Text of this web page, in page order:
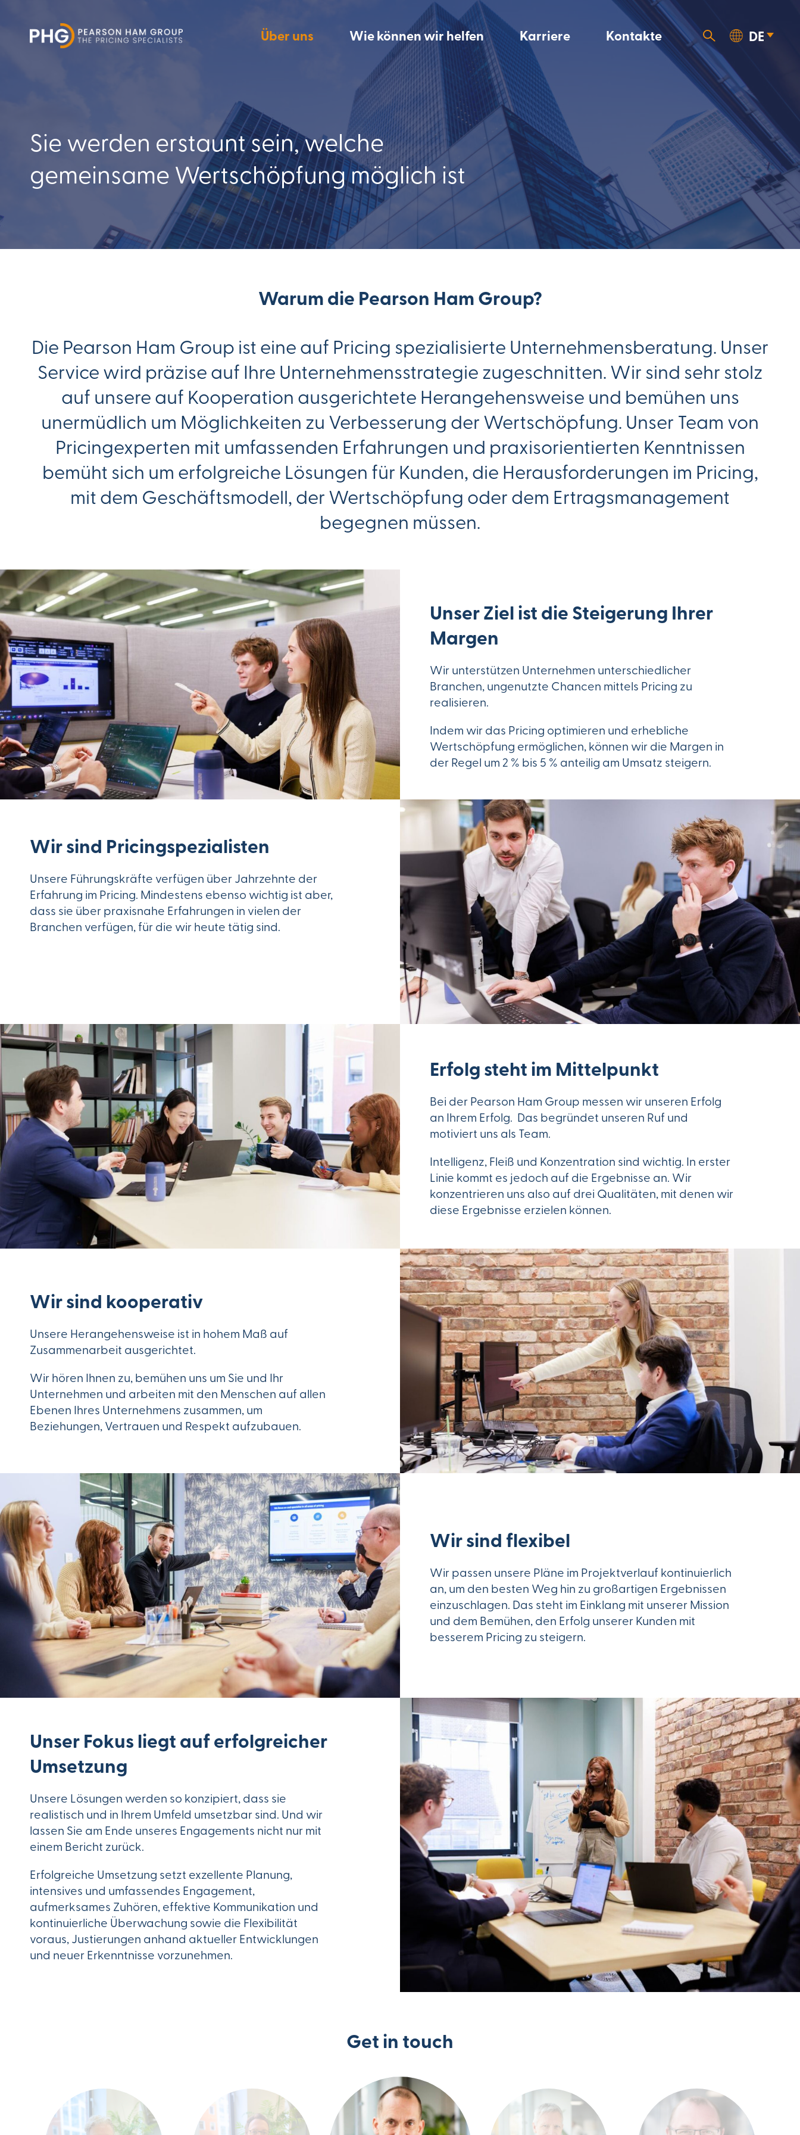
Über uns Wie können wir helfen Karriere Kontakte
Sie werden erstaunt sein, welche
gemeinsame Wertschöpfung möglich ist
Warum die Pearson Ham Group?
Die Pearson Ham Group ist eine auf Pricing spezialisierte Unternehmensberatung. Unser
Service wird präzise auf Ihre Unternehmensstrategie zugeschnitten. Wir sind sehr stolz
auf unsere auf Kooperation ausgerichtete Herangehensweise und bemühen uns
unermüdlich um Möglichkeiten zu Verbesserung der Wertschöpfung. Unser Team von
Pricingexperten mit umfassenden Erfahrungen und praxisorientierten Kenntnissen
bemüht sich um erfolgreiche Lösungen für Kunden, die Herausforderungen im Pricing,
mit dem Geschäftsmodell, der Wertschöpfung oder dem Ertragsmanagement
begegnen müssen.
Unser Ziel ist die Steigerung Ihrer
Margen
Wir unterstützen Unternehmen unterschiedlicher
Branchen, ungenutzte Chancen mittels Pricing zu
realisieren.
Indem wir das Pricing optimieren und erhebliche
Wertschöpfung ermöglichen, können wir die Margen in
der Regel um 2 % bis 5 % anteilig am Umsatz steigern.
Wir sind Pricingspezialisten
Unsere Führungskräfte verfügen über Jahrzehnte der
Erfahrung im Pricing. Mindestens ebenso wichtig ist aber,
dass sie über praxisnahe Erfahrungen in vielen der
Branchen verfügen, für die wir heute tätig sind.
Erfolg steht im Mittelpunkt
Bei der Pearson Ham Group messen wir unseren Erfolg
an Ihrem Erfolg. Das begründet unseren Ruf und
motiviert uns als Team.
Intelligenz, Fleiß und Konzentration sind wichtig. In erster
Linie kommt es jedoch auf die Ergebnisse an. Wir
konzentrieren uns also auf drei Qualitäten, mit denen wir
diese Ergebnisse erzielen können.
Wir sind kooperativ
Unsere Herangehensweise ist in hohem Maß auf
Zusammenarbeit ausgerichtet.
Wir hören Ihnen zu, bemühen uns um Sie und Ihr
Unternehmen und arbeiten mit den Menschen auf allen
Ebenen Ihres Unternehmens zusammen, um
Beziehungen, Vertrauen und Respekt aufzubauen.
Wir sind flexibel
Wir passen unsere Pläne im Projektverlauf kontinuierlich
an, um den besten Weg hin zu großartigen Ergebnissen
einzuschlagen. Das steht im Einklang mit unserer Mission
und dem Bemühen, den Erfolg unserer Kunden mit
besserem Pricing zu steigern.
Unser Fokus liegt auf erfolgreicher
Umsetzung
Unsere Lösungen werden so konzipiert, dass sie
realistisch und in Ihrem Umfeld umsetzbar sind. Und wir
lassen Sie am Ende unseres Engagements nicht nur mit
einem Bericht zurück.
Erfolgreiche Umsetzung setzt exzellente Planung,
intensives und umfassendes Engagement,
aufmerksames Zuhören, effektive Kommunikation und
kontinuierliche Überwachung sowie die Flexibilität
voraus, Justierungen anhand aktueller Entwicklungen
und neuer Erkenntnisse vorzunehmen.
Get in touch